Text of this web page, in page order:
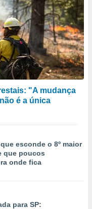
"A mudança
é a única
esconde o 8º maior
que poucos
onde fica
para SP: